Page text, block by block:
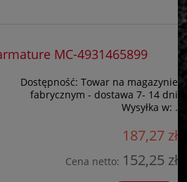
MC-4931465899
Dostępność: Towar na magazynie
fabrycznym - dostawa 7- 14 dni
Wysyłka w: .
187,27 zł
Cena netto: 152,25 zł